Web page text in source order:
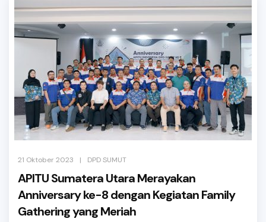
21 Oktober 2023 | DPD SUMUT
APITU Sumatera Utara Merayakan
Anniversary ke-8 dengan Kegiatan Family
Gathering yang Meriah